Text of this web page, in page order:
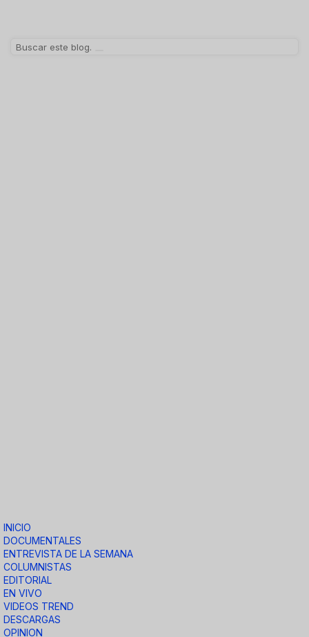
INICIO
DOCUMENTALES
ENTREVISTA DE LA SEMANA
COLUMNISTAS
EDITORIAL
EN VIVO
VIDEOS TREND
DESCARGAS
OPINION